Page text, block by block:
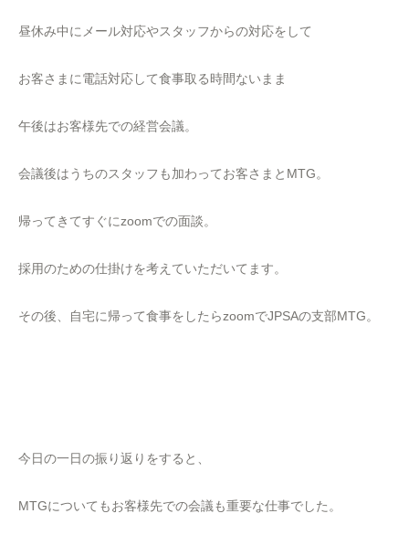
昼休み中にメール対応やスタッフからの対応をして
お客さまに電話対応して食事取る時間ないまま
午後はお客様先での経営会議。
会議後はうちのスタッフも加わってお客さまとMTG。
帰ってきてすぐにzoomでの面談。
採用のための仕掛けを考えていただいてます。
その後、自宅に帰って食事をしたらzoomでJPSAの支部MTG。
今日の一日の振り返りをすると、
MTGについてもお客様先での会議も重要な仕事でした。